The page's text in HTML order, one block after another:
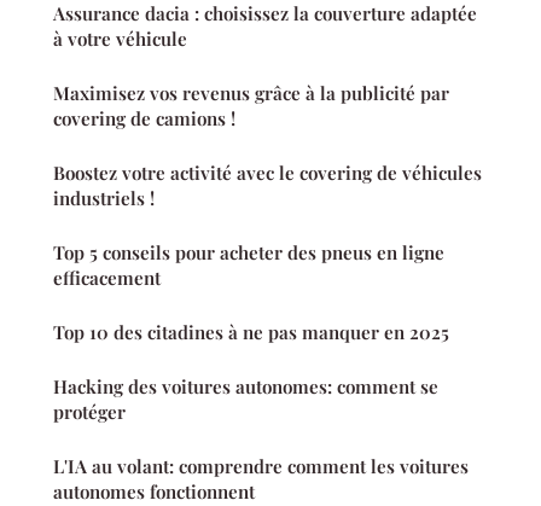
Assurance dacia : choisissez la couverture adaptée
à votre véhicule
Maximisez vos revenus grâce à la publicité par
covering de camions !
Boostez votre activité avec le covering de véhicules
industriels !
Top 5 conseils pour acheter des pneus en ligne
efficacement
Top 10 des citadines à ne pas manquer en 2025
Hacking des voitures autonomes: comment se
protéger
L'IA au volant: comprendre comment les voitures
autonomes fonctionnent